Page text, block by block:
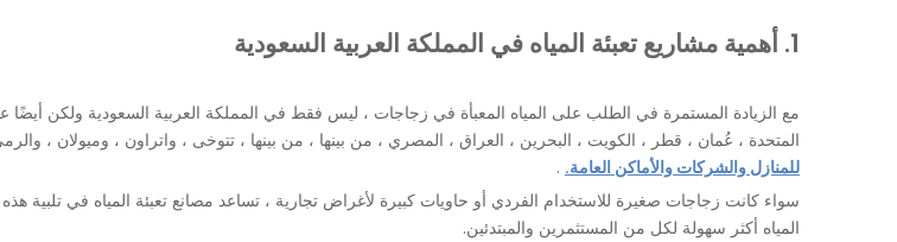
1. أهمية مشاريع تعبئة المياه في المملكة العربية السعودية
مع الزيادة المستمرة في الطلب على المياه المعبأة في زجاجات ، ليس فقط في المملكة العربية السعودية ولكن
المتحدة ، عُمان ، قطر ، الكويت ، البحرين ، العراق ، المصري ، من بينها ، من بينها ، تتوخى ، واتراون ، وميولان ،
للمنازل والشركات والأماكن العامة. .
سواء كانت زجاجات صغيرة للاستخدام الفردي أو حاويات كبيرة لأغراض تجارية ، تساعد مصانع تعبئة المياه في تلبية
المياه أكثر سهولة لكل من المستثمرين والمبتدئين.